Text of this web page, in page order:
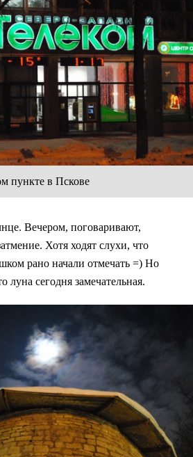
пункте в Пскове
Вечером, поговаривают,
Хотя ходят слухи, что
рано начали отмечать =) Но
луна сегодня замечательная.